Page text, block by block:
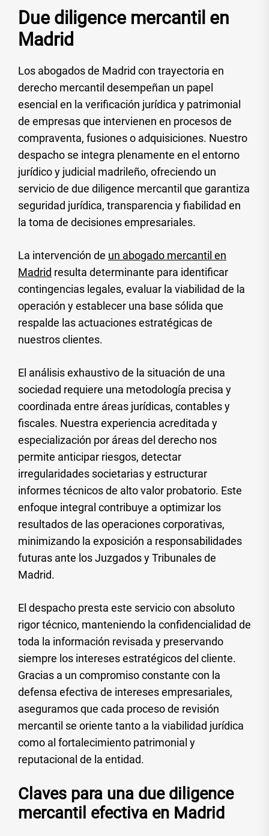
Due diligence mercantil en
Madrid
Los abogados de Madrid con trayectoria en
derecho mercantil desempeñan un papel
esencial en la verificación jurídica y patrimonial
de empresas que intervienen en procesos de
compraventa, fusiones o adquisiciones. Nuestro
despacho se integra plenamente en el entorno
jurídico y judicial madrileño, ofreciendo un
servicio de due diligence mercantil que garantiza
seguridad jurídica, transparencia y fiabilidad en
la toma de decisiones empresariales.
La intervención de un abogado mercantil en
Madrid resulta determinante para identificar
contingencias legales, evaluar la viabilidad de la
operación y establecer una base sólida que
respalde las actuaciones estratégicas de
nuestros clientes.
El análisis exhaustivo de la situación de una
sociedad requiere una metodología precisa y
coordinada entre áreas jurídicas, contables y
fiscales. Nuestra experiencia acreditada y
especialización por áreas del derecho nos
permite anticipar riesgos, detectar
irregularidades societarias y estructurar
informes técnicos de alto valor probatorio. Este
enfoque integral contribuye a optimizar los
resultados de las operaciones corporativas,
minimizando la exposición a responsabilidades
futuras ante los Juzgados y Tribunales de
Madrid.
El despacho presta este servicio con absoluto
rigor técnico, manteniendo la confidencialidad de
toda la información revisada y preservando
siempre los intereses estratégicos del cliente.
Gracias a un compromiso constante con la
defensa efectiva de intereses empresariales,
aseguramos que cada proceso de revisión
mercantil se oriente tanto a la viabilidad jurídica
como al fortalecimiento patrimonial y
reputacional de la entidad.
Claves para una due diligence
mercantil efectiva en Madrid